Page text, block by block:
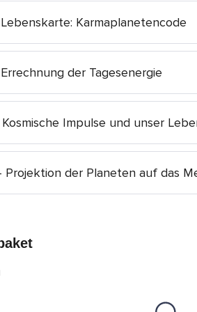
Karmaplanetencode
der Tagesenergie
Kosmische Impulse und unser
Projektion der Planeten auf das